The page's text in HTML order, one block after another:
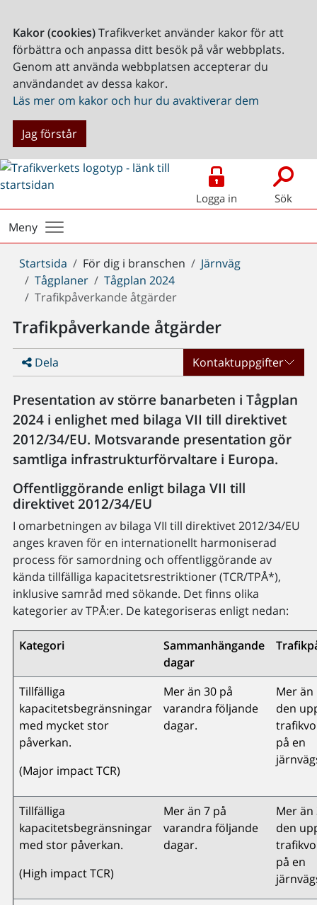
Kakor (cookies)Trafikverket använder kakor för att
förbättra och anpassa ditt besök på vår webbplats.
Genom att använda webbplatsen accepterar du
användandet av dessa kakor.
Läs mer om kakor och hur du avaktiverar dem
Jag förstår
Logga in Sök
Meny
Du
är
här:
Startsida För dig i branschen
Järnväg
Tågplaner
Tågplan 2024
Trafikpåverkande åtgärder
Trafikpåverkande åtgärder
Dela Kontaktuppgifter
Presentation av större banarbeten i Tågplan
2024 i enlighet med bilaga VII till direktivet
2012/34/EU. Motsvarande presentation gör
samtliga infrastrukturförvaltare i Europa.
Offentliggörande enligt bilaga VII till
direktivet 2012/34/EU
I omarbetningen av bilaga VII till direktivet 2012/34/EU
anges kraven för en internationellt harmoniserad
process för samordning och offentliggörande av
kända tillfälliga kapacitetsrestriktioner (TCR/TPÅ*),
inklusive samråd med sökande. Det finns olika
kategorier av TPÅ:er. De kategoriseras enligt nedan:
Kategori
Sammanhängande
dagar
Tillfälliga
kapacitetsbegränsningar
med mycket stor
påverkan.
(Major impact TCR)
Mer än 30 på
varandra följande
dagar.
Mer än
den
på en
Tillfälliga
kapacitetsbegränsningar
med stor påverkan.
(High impact TCR)
Mer än 7 på
varandra följande
dagar.
Mer än
den
på en